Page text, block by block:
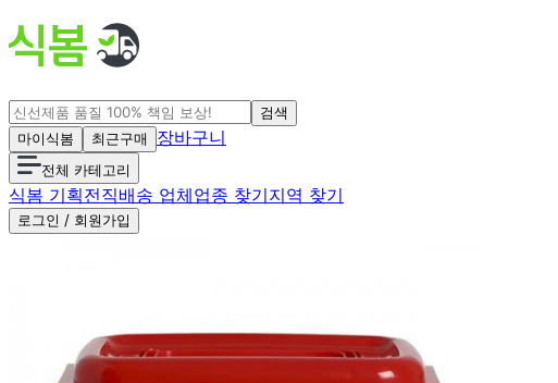
검색
마이식봄
최근구매 장바구니
전체 카테고리
식봄 기획전직배송 업체업종 찾기지역 찾기
로그인 / 회원가입